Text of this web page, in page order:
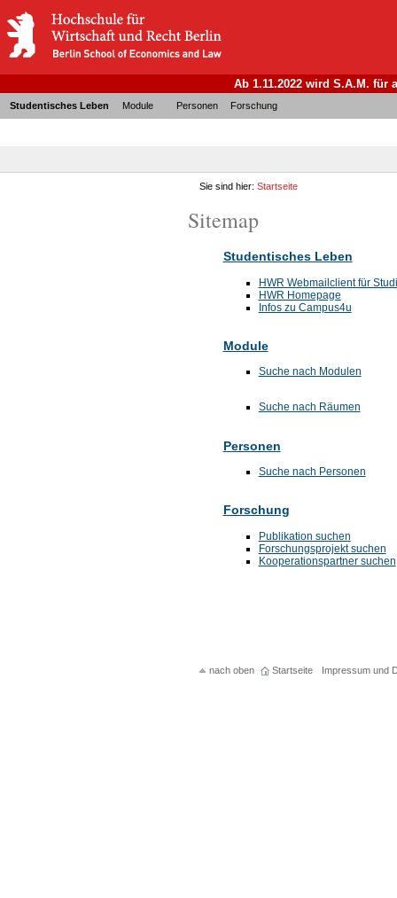
Ab 1.11.2022 wird S.A.M.
Studentisches Leben Module Personen Forschung
Sie sind hier:Startseite
Sitemap
Studentisches Leben
HWR Webmailclient für
HWR Homepage
Infos zu Campus4u
Module
Suche nach Modulen
Suche nach Räumen
Personen
Suche nach Personen
Forschung
Publikation suchen
Forschungsprojekt suchen
Kooperationspartner suchen
nach oben Startseite Impressum und